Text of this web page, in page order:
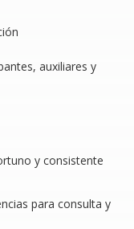
alineado con
existen
tarde o de
errores en la
para
en los
estas brechas
control y
auxiliares y
y consistente
para consulta y